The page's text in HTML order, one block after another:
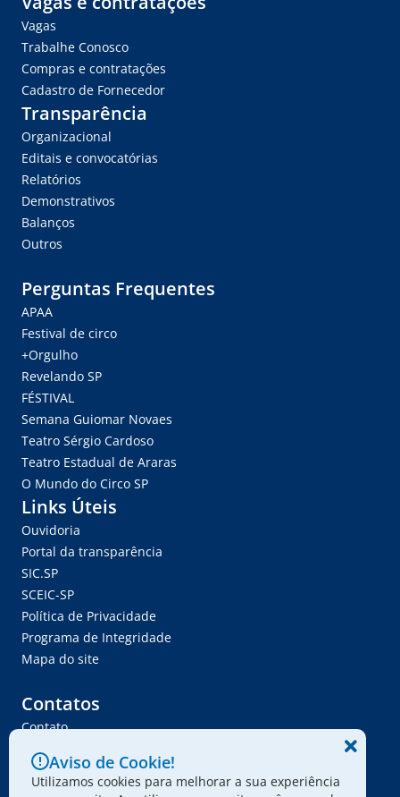
Vagas
Trabalhe Conosco
Compras e contratações
Cadastro de Fornecedor
Transparência
Organizacional
Editais e convocatórias
Relatórios
Demonstrativos
Balanços
Outros
Perguntas Frequentes
APAA
Festival de circo
+Orgulho
Revelando SP
FÉSTIVAL
Semana Guiomar Novaes
Teatro Sérgio Cardoso
Teatro Estadual de Araras
O Mundo do Circo SP
Links Úteis
Ouvidoria
Portal da transparência
SIC.SP
SCEIC-SP
Política de Privacidade
Programa de Integridade
Mapa do site
Contatos
Contato
Trabalhe Conosco
Ser Fornecedor
Envie seu projeto
Aviso de Cookie!
Utilizamos cookies para melhorar a sua experiência